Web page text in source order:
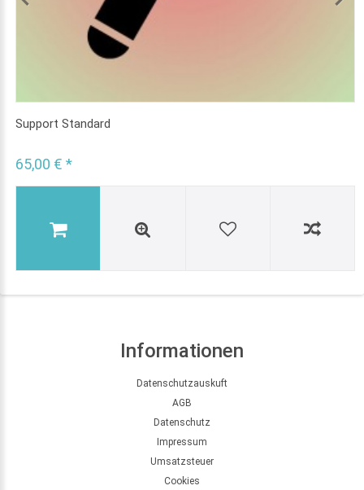
Support Standard
65,00 € *
Informationen
Datenschutzauskuft
AGB
Datenschutz
Impressum
Umsatzsteuer
Cookies